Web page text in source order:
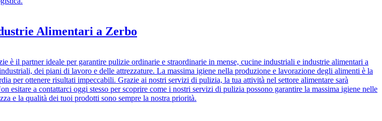
Alimentari a Zerbo
è il partner ideale per garantire pulizie ordinarie e straordinarie in mense, cucine industriali e industrie alimentari a
dei piani di lavoro e delle attrezzature. La massima igiene nella produzione e lavorazione degli alimenti è la
per ottenere risultati impeccabili. Grazie ai nostri servizi di pulizia, la tua attività nel settore alimentare sarà
a contattarci oggi stesso per scoprire come i nostri servizi di pulizia possono garantire la massima igiene nelle
e la qualità dei tuoi prodotti sono sempre la nostra priorità.